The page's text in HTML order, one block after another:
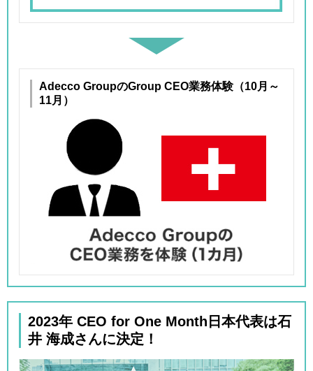
Adecco GroupのGroup CEO業務体験（10月～
11月）
2023年 CEO for One Month日本代表は石
井 海成さんに決定！